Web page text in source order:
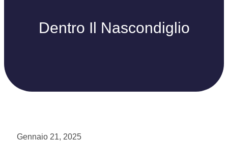
Dentro Il Nascondiglio
Gennaio 21, 2025